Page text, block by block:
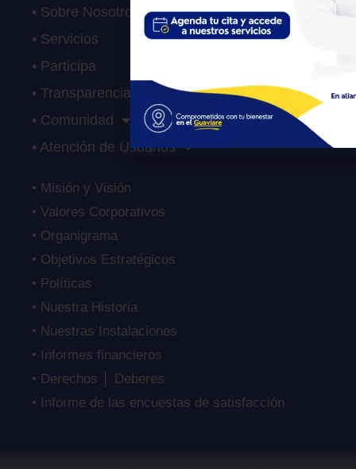
• Sobre Nosotros
• Servicios
• Participa
• Transparencia
• Comunidad
• Atención de Usuarios
• Misión y Visión
• Valores Corporativos
• Organigrama
• Objetivos Estratégicos
• Políticas
• Nuestra Historia
• Nuestras Instalaciones
• Informes financieros
• Derechos │ Deberes
• Informe de las encuestas de satisfacción